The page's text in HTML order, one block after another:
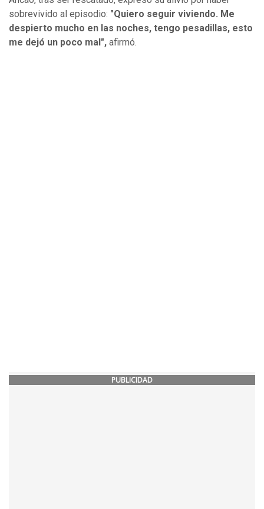
sobrevivido al episodio: "Quiero seguir viviendo. Me
despierto mucho en las noches, tengo pesadillas, esto
me dejó un poco mal", afirmó.
PUBLICIDAD